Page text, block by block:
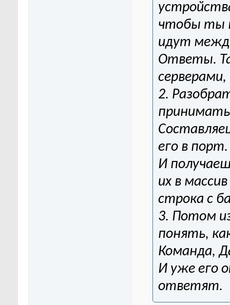
чтобы ты
идут
Ответы.
2.
его в порт.
И
их в
строка с
3. Потом
понять,
Команда,
И уже его
ответят.